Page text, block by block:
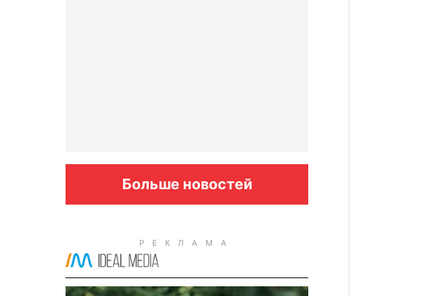
Больше новостей